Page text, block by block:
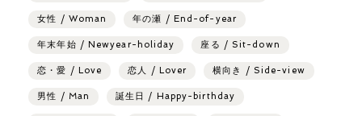
女性 / Woman 年の瀬 / End-of-year
年末年始 / Newyear-holiday 座る / Sit-down
恋・愛 / Love 恋人 / Lover 横向き / Side-view
男性 / Man 誕生日 / Happy-birthday